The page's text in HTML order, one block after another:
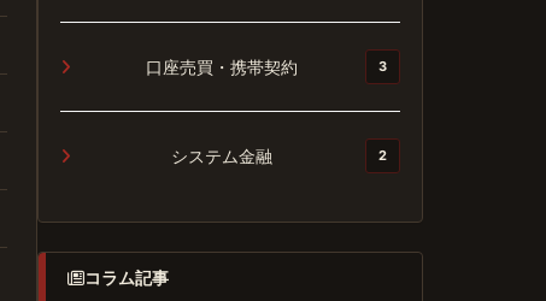
口座売買・携帯契約 3
システム金融 2
コラム記事